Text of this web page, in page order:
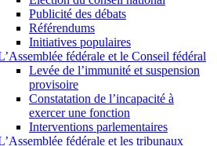
Publicité des débats
Référendums
Initiatives populaires
fédérale et le Conseil fédéral
Levée de l’immunité et suspension
provisoire
Constatation de l’incapacité à
exercer une fonction
Interventions parlementaires
fédérale et les tribunaux